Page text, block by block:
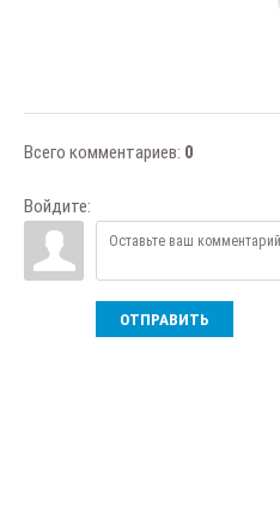
Всего комментариев: 0
Войдите:
ОТПРАВИТЬ